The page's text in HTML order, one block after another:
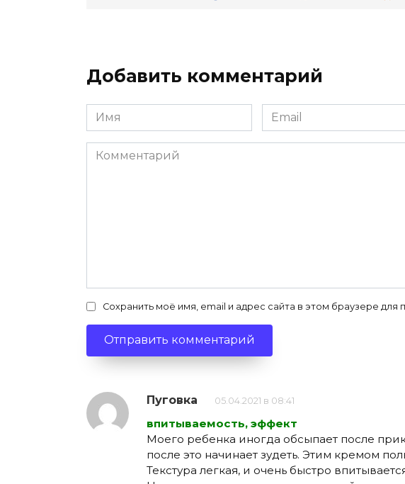
Добавить комментарий
Имя
*
Email
*
Комментарий
Сохранить моё имя, email и адрес сайта в этом браузере
Пуговка 05.04.2021 в 08:41
впитываемость, эффект
Моего ребенка иногда обсыпает после
после это начинает зудеть. Этим кремом
Текстура легкая, и очень быстро